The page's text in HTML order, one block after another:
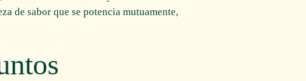
de sabor que se potencia mutuamente,